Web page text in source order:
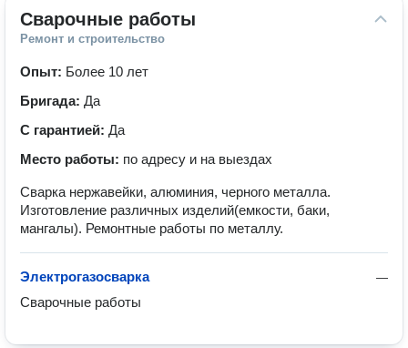
Сварочные работы
Ремонт и строительство
Опыт: Более 10 лет
Бригада: Да
С гарантией: Да
Место работы: по адресу и на выездах
Сварка нержавейки, алюминия, черного металла.
Изготовление различных изделий(емкости, баки,
мангалы). Ремонтные работы по металлу.
—
Электрогазосварка
Сварочные работы